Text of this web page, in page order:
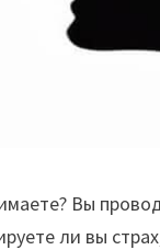
Вы
ли вы